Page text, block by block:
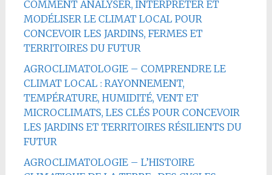
COMMENT ANALYSER, INTERPRÉTER ET
MODÉLISER LE CLIMAT LOCAL POUR
CONCEVOIR LES JARDINS, FERMES ET
TERRITOIRES DU FUTUR
AGROCLIMATOLOGIE – COMPRENDRE LE
CLIMAT LOCAL : RAYONNEMENT,
TEMPÉRATURE, HUMIDITÉ, VENT ET
MICROCLIMATS, LES CLÉS POUR CONCEVOIR
LES JARDINS ET TERRITOIRES RÉSILIENTS DU
FUTUR
AGROCLIMATOLOGIE – L’HISTOIRE